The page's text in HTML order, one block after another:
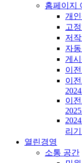
홈페이지
개
고
저
자
게
이
이
이
리
열린경영
소통 공간